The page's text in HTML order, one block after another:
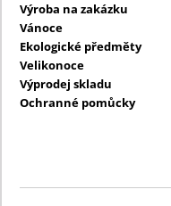
Výroba na zakázku
Vánoce
Ekologické předměty
Velikonoce
Výprodej skladu
Ochranné pomůcky